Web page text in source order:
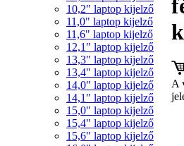
10,2" laptop kijelző
11,0" laptop kijelző
11,6" laptop kijelző
12,1" laptop kijelző
13,3" laptop kijelző
13,4" laptop kijelző
14,0" laptop kijelző
14,1" laptop kijelző
15,0" laptop kijelző
15,4" laptop kijelző
15,6" laptop kijelző
A